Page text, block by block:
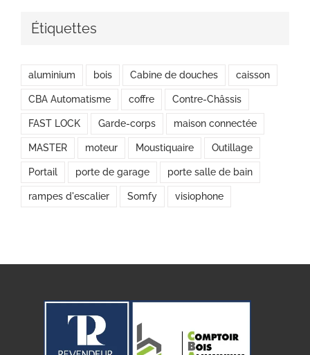
Étiquettes
aluminium bois Cabine de douches caisson
CBA Automatisme coffre Contre-Châssis
FAST LOCK Garde-corps maison connectée
MASTER moteur Moustiquaire Outillage
Portail porte de garage porte salle de bain
rampes d'escalier Somfy visiophone